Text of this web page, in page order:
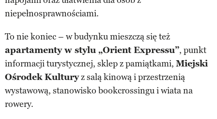
niepełnosprawnościami.
To nie koniec – w budynku mieszczą się też
apartamenty w stylu „Orient Expressu”, punkt
informacji turystycznej, sklep z pamiątkami, Miejski
Ośrodek Kulturyz salą kinową i przestrzenią
wystawową, stanowisko bookcrossingu i wiata na
rowery.